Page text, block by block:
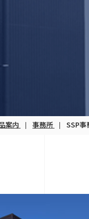
案内 事務所 SSP